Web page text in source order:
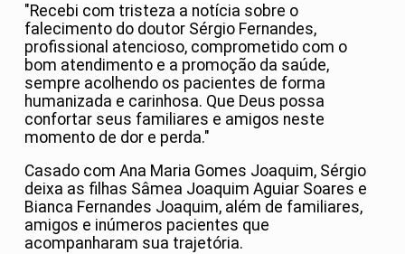
"Recebi com tristeza a notícia sobre o
falecimento do doutor Sérgio Fernandes,
profissional atencioso, comprometido com o
bom atendimento e a promoção da saúde,
sempre acolhendo os pacientes de forma
humanizada e carinhosa. Que Deus possa
confortar seus familiares e amigos neste
momento de dor e perda."
Casado com Ana Maria Gomes Joaquim, Sérgio
deixa as filhas Sâmea Joaquim Aguiar Soares e
Bianca Fernandes Joaquim, além de familiares,
amigos e inúmeros pacientes que
acompanharam sua trajetória.